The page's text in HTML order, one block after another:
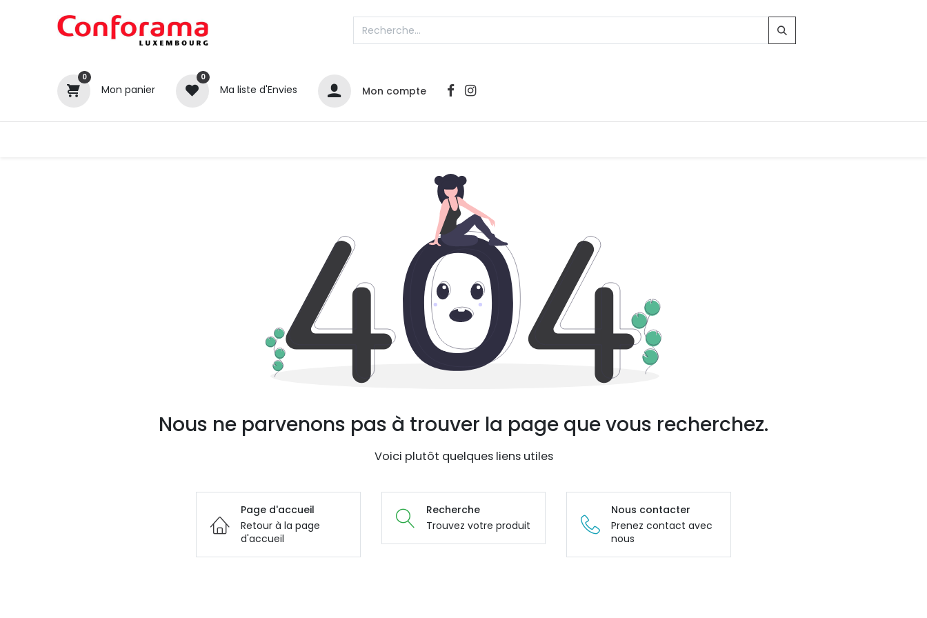
0
Mon panier
0
Ma liste d'Envies Mon compte
Nous ne parvenons pas à trouver la page que vous recherchez.
Voici plutôt quelques liens utiles
Page d'accueil
Retour à la page
d'accueil
Recherche
Trouvez votre produit
Nous contacter
Prenez contact avec
nous